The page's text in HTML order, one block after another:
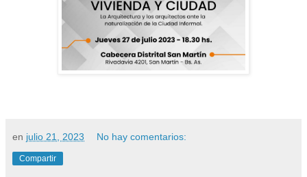
en julio 21, 2023 No hay comentarios:
Compartir